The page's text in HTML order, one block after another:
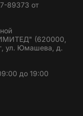
89373 от
(620000,
ул. Юмашева, д.
до 19:00